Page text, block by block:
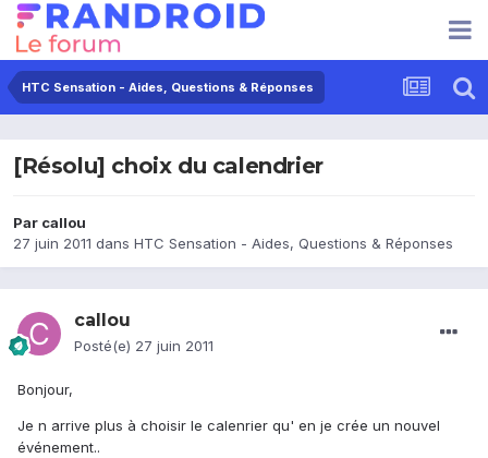
HTC Sensation - Aides, Questions & Réponses
[Résolu] choix du calendrier
Par callou
27 juin 2011 dans HTC Sensation - Aides, Questions & Réponses
callou
Posté(e) 27 juin 2011
Bonjour,
Je n arrive plus à choisir le calenrier qu' en je crée un nouvel
événement..